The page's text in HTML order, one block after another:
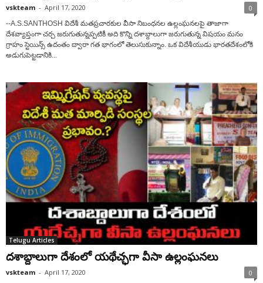
vskteam - April 17, 2020 0
--A.S.SANTHOSH విదేశీ మతప్రచారకుల వీసా నిబంధనల ఉల్లంఘనలపై తాజాగా
దేశవ్యాప్తంగా చర్చ జరుగుతున్నప్పటికీ అది కొన్ని దశాబ్దాలుగా జరుగుతున్న విషయం మనం
గ్రాహం స్టెయిన్స్ ఉదంతం ద్వారా గత భాగంలో తెలుసుకున్నాం. ఒక విదేశీయుడు భారతదేశంలోకి
అడుగుపెట్టడానికి...
Telugu Articles
దశాబ్దాలుగా దేశంలో యథేచ్ఛగా వీసా ఉల్లంఘనలు
vskteam - April 17, 2020 0